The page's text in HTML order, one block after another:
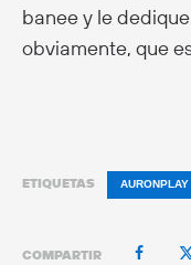
banee y le
obviamente, que
ETIQUETAS AURONPLAY
COMPARTIR